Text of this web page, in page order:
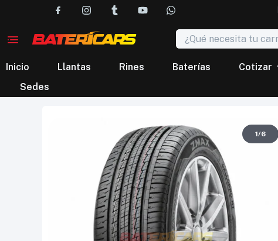
Inicio Llantas Rines Baterías Cotizar
Sedes
1/6